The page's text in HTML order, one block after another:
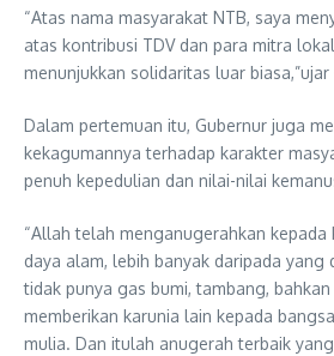
“Atas nama masyarakat NTB, saya
atas kontribusi TDV dan para mitra
menunjukkan solidaritas luar biasa,”ujar
Dalam pertemuan itu, Gubernur juga
kekagumannya terhadap karakter
penuh kepedulian dan nilai-nilai
“Allah telah menganugerahkan kepada
daya alam, lebih banyak daripada yang
tidak punya gas bumi, tambang,
memberikan karunia lain kepada
mulia. Dan itulah anugerah terbaik